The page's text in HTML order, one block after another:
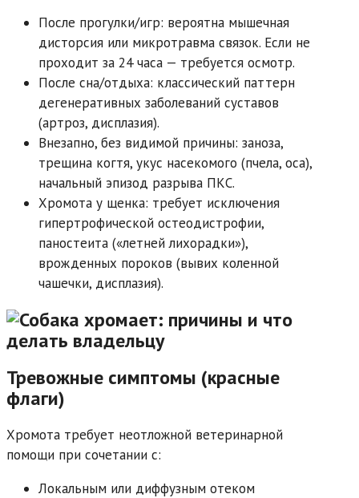
После прогулки/игр: вероятна мышечная
дисторсия или микротравма связок. Если не
проходит за 24 часа — требуется осмотр.
После сна/отдыха: классический паттерн
дегенеративных заболеваний суставов
(артроз, дисплазия).
Внезапно, без видимой причины: заноза,
трещина когтя, укус насекомого (пчела, оса),
начальный эпизод разрыва ПКС.
Хромота у щенка: требует исключения
гипертрофической остеодистрофии,
паностеита («летней лихорадки»),
врожденных пороков (вывих коленной
чашечки, дисплазия).
Тревожные симптомы (красные
флаги)
Хромота требует неотложной ветеринарной
помощи при сочетании с:
Локальным или диффузным отеком